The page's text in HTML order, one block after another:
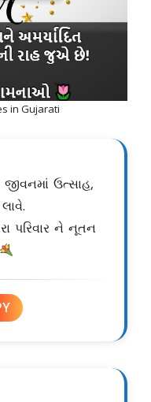
in Gujarati
જીવનમાં ઉત્સાહ,
પરિવાર ને નૂતન